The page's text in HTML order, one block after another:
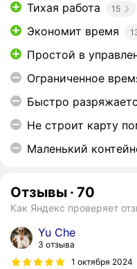
Тихая работа 15
Экономит время
Простой в
Ограниченное
Быстро
Не строит карту
Маленький
Отзывы · 70
Как Яндекс проверяет
Yu Che
3 отзыва
1 октября 2024